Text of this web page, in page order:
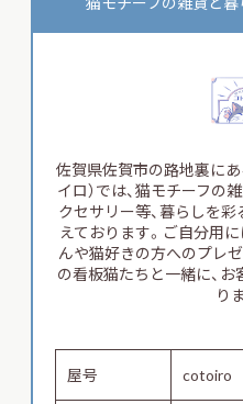
佐賀県佐賀市の路地裏に
イロ）では、猫モチーフの
クセサリー等、暮らしを
えております。ご自分用
んや猫好きの方へのプレ
の看板猫たちと一緒に、
り
屋号 cotoiro